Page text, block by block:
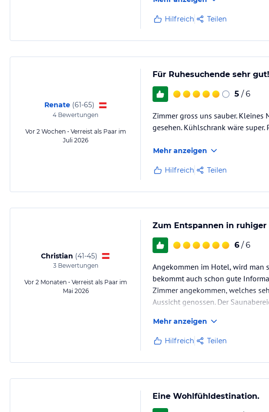
Hilfreich Teilen
Renate (61-65)
4 Bewertungen
Vor 2 Wochen • Verreist als Paar im
Juli 2026
Für Ruhesuchende sehr gut!
5 / 6
Zimmer gross uns sauber.
gesehen. Kühlschrank wäre
Mehr anzeigen
Hilfreich Teilen
Christian (41-45)
3Bewertungen
Vor 2 Monaten • Verreist als Paar im
Mai 2026
Zum Entspannen in ruhiger
6 / 6
Angekommen im Hotel, wird man
bekommt auch schon gute
Zimmer angekommen, welches
Aussicht genossen. Der
Mehr anzeigen
Hilfreich Teilen
Eine Wohlfühldestination.